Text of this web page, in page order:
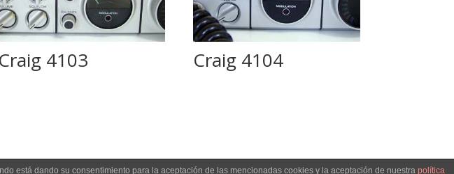
Craig 4103 Craig 4104
está dando su consentimiento para la aceptación de las mencionadas cookies y la aceptación de nuestra política